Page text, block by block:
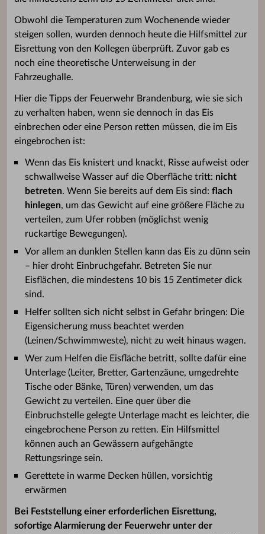
Obwohl die Temperaturen zum Wochenende wieder
steigen sollen, wurden dennoch heute die Hilfsmittel zur
Eisrettung von den Kollegen überprüft. Zuvor gab es
noch eine theoretische Unterweisung in der
Fahrzeughalle.
Hier die Tipps der Feuerwehr Brandenburg, wie sie sich
zu verhalten haben, wenn sie dennoch in das Eis
einbrechen oder eine Person retten müssen, die im Eis
eingebrochen ist:
Wenn das Eis knistert und knackt, Risse aufweist oder
schwallweise Wasser auf die Oberfläche tritt: nicht
betreten. Wenn Sie bereits auf dem Eis sind: flach
hinlegen, um das Gewicht auf eine größere Fläche zu
verteilen, zum Ufer robben (möglichst wenig
ruckartige Bewegungen).
Vor allem an dunklen Stellen kann das Eis zu dünn sein
– hier droht Einbruchgefahr. Betreten Sie nur
Eisflächen, die mindestens 10 bis 15 Zentimeter dick
sind.
Helfer sollten sich nicht selbst in Gefahr bringen: Die
Eigensicherung muss beachtet werden
(Leinen/Schwimmweste), nicht zu weit hinaus wagen.
Wer zum Helfen die Eisfläche betritt, sollte dafür eine
Unterlage (Leiter, Bretter, Gartenzäune, umgedrehte
Tische oder Bänke, Türen) verwenden, um das
Gewicht zu verteilen. Eine quer über die
Einbruchstelle gelegte Unterlage macht es leichter, die
eingebrochene Person zu retten. Ein Hilfsmittel
können auch an Gewässern aufgehängte
Rettungsringe sein.
Gerettete in warme Decken hüllen, vorsichtig
erwärmen
Bei Feststellung einer erforderlichen Eisrettung,
sofortige Alarmierung der Feuerwehr unter der